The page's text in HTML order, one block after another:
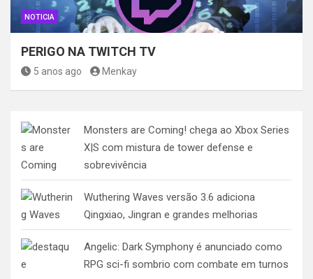
NOTICIA
PERIGO NA TWITCH TV
5 anos ago Menkay
Monsters are Coming! chega ao Xbox Series
X|S com mistura de tower defense e
sobrevivência
Wuthering Waves versão 3.6 adiciona
Qingxiao, Jingran e grandes melhorias
Angelic: Dark Symphony é anunciado como
RPG sci-fi sombrio com combate em turnos